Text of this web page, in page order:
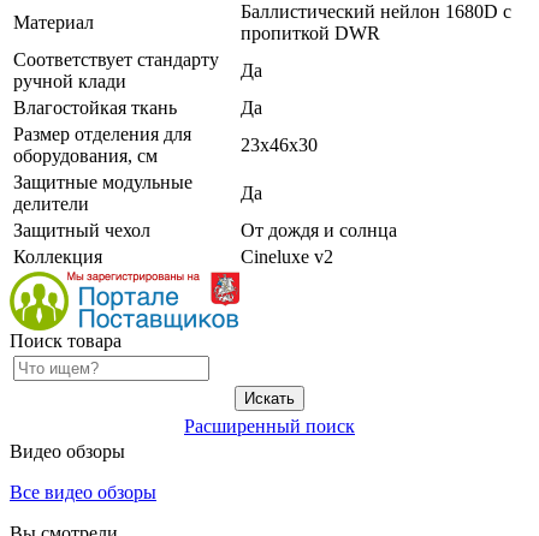
Материал
Баллистический нейлон 1680D с
пропиткой DWR
Соответствует стандарту
ручной клади
Да
Влагостойкая ткань
Да
Размер отделения для
оборудования, см
23х46х30
Защитные модульные
делители
Да
Защитный чехол
От дождя и солнца
Коллекция
Cineluxe v2
Поиск товара
Расширенный поиск
Видео обзоры
Все видео обзоры